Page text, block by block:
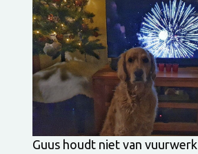
Guus houdt niet van vuurwerk